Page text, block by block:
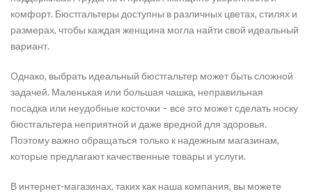
комфорт. Бюстгальтеры доступны в различных цветах, стилях и
размерах, чтобы каждая женщина могла найти свой идеальный
вариант.
Однако, выбрать идеальный бюстгальтер может быть сложной
задачей. Маленькая или большая чашка, неправильная
посадка или неудобные косточки – все это может сделать носку
бюстгальтера неприятной и даже вредной для здоровья.
Поэтому важно обращаться только к надежным магазинам,
которые предлагают качественные товары и услуги.
В интернет-магазинах, таких как наша компания, вы можете